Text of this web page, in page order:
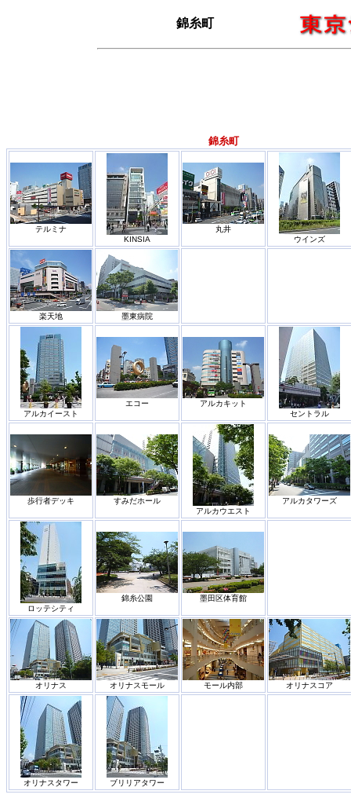
錦糸町
錦糸町
テルミナ
KINSIA
丸井
ウインズ
楽天地 墨東病院
アルカイースト
エコー
アルカキット
セントラル
歩行者デッキ
すみだホール
アルカウエスト
アルカタワーズ
ロッテシティ
錦糸公園 墨田区体育館
オリナス オリナスモール モール内部 オリナスコア
オリナスタワー ブリリアタワー